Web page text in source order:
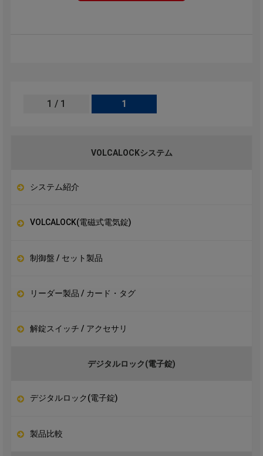
1 / 1 1
VOLCALOCKシステム
システム紹介
VOLCALOCK(電磁式電気錠)
制御盤 / セット製品
リーダー製品 / カード・タグ
解錠スイッチ / アクセサリ
デジタルロック(電子錠)
デジタルロック(電子錠)
製品比較